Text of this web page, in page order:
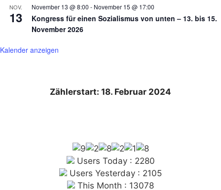
NOV.
13
November 13 @ 8:00 - November 15 @ 17:00
Kongress für einen Sozialismus von unten – 13. bis 15.
November 2026
Kalender anzeigen
Zählerstart: 18. Februar 2024
Users Today : 2280
Users Yesterday : 2105
This Month : 13078